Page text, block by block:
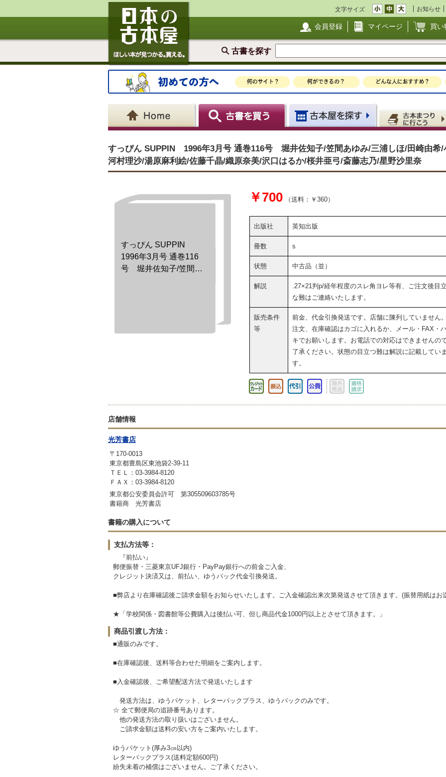
文字サイズ お知らせ
会員登録 マイページ 買い
古書を探す
すっぴん SUPPIN 1996年3月号 通巻116号 堀井佐知子/笠間あゆみ/三浦しほ/田崎由希/
河村理沙/湯原麻利絵/佐藤千晶/織原奈美/沢口はるか/桜井亜弓/斎藤志乃/星野沙里奈
すっぴん SUPPIN
1996年3月号 通巻116
号 堀井佐知子/笠間あ
￥700 （送料：￥360）
出版社 英知出版
冊数 s
状態 中古品（並）
解説
.27×21判p/経年程度のスレ角ヨレ等有、ご注文後目
な難はご連絡いたします。
販売条件
等
前金、代金引換発送です。店舗に陳列していません
注文、在庫確認はカゴに入れるか、メール・FAX・
キでお願いします。お電話での対応はできませんの
了承ください。状態の目立つ難は解説に記載していま
す。
店舗情報
光芳書店
〒170-0013
東京都豊島区東池袋2-39-11
ＴＥＬ：03-3984-8120
ＦＡＸ：03-3984-8120
東京都公安委員会許可 第305509603785号
書籍商 光芳書店
書籍の購入について
支払方法等：
『前払い』
郵便振替・三菱東京UFJ銀行・PayPay銀行への前金ご入金、
クレジット決済又は、前払い、ゆうパック代金引換発送。
■弊店より在庫確認後ご請求金額をお知らせいたします。ご入金確認出来次第発送させて頂きます。(振替用紙は
★「学校関係・図書館等公費購入は後払い可、但し商品代金1000円以上とさせて頂きます
商品引渡し方法：
■通販のみです。
■在庫確認後、送料等合わせた明細をご案内します。
■入金確認後、ご希望配送方法で発送いたします
発送方法は、ゆうパケット、レターパックプラス、ゆうパックのみです。
☆ 全て郵便局の追跡番号あります。
他の発送方法の取り扱いはございません。
ご請求金額は送料の安い方をご案内いたします。
ゆうパケット(厚み3㎝以内)
レターパックプラス(送料定額600円)
紛失未着の補償はございません。ご了承ください。